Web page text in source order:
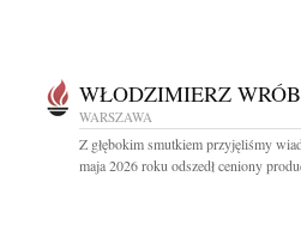
WŁODZIMIERZ
WARSZAWA
Z głębokim smutkiem przyjęliśmy
maja 2026 roku odszedł ceniony